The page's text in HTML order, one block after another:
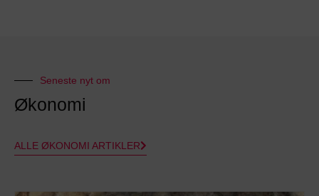
Seneste nyt om
Økonomi
ALLE ØKONOMI ARTIKLER